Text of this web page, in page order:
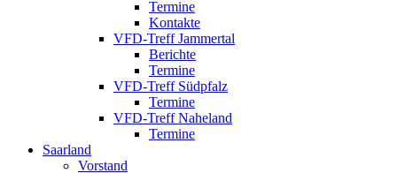
Termine
Kontakte
VFD-Treff Jammertal
Berichte
Termine
VFD-Treff Südpfalz
Termine
VFD-Treff Naheland
Termine
Saarland
Vorstand